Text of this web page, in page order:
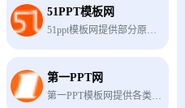
51PPT模板网
51ppt模板网提供部分原创ppt模板及PPTer分享的优质ppt模板下载，动态ppt模板，宽屏ppt模板，PowerPoint模版背景，ppt模板素材、图表、特效等幻灯片模板设计教程下载。
第一PPT网
第一PPT模板网提供各类PPT模板免费下载，PPT背景图，PPT素材，PPT背景，免费PPT模板下载，PPT图表，精美PPT下载，PPT课件下载，PPT背景图片免费下载；